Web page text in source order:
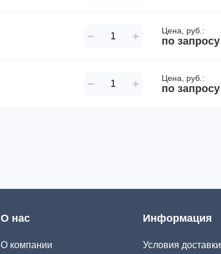
− + Цена, руб.:
по запросу
− + Цена, руб.:
по запросу
О нас
О компании
Информация
Условия доставки